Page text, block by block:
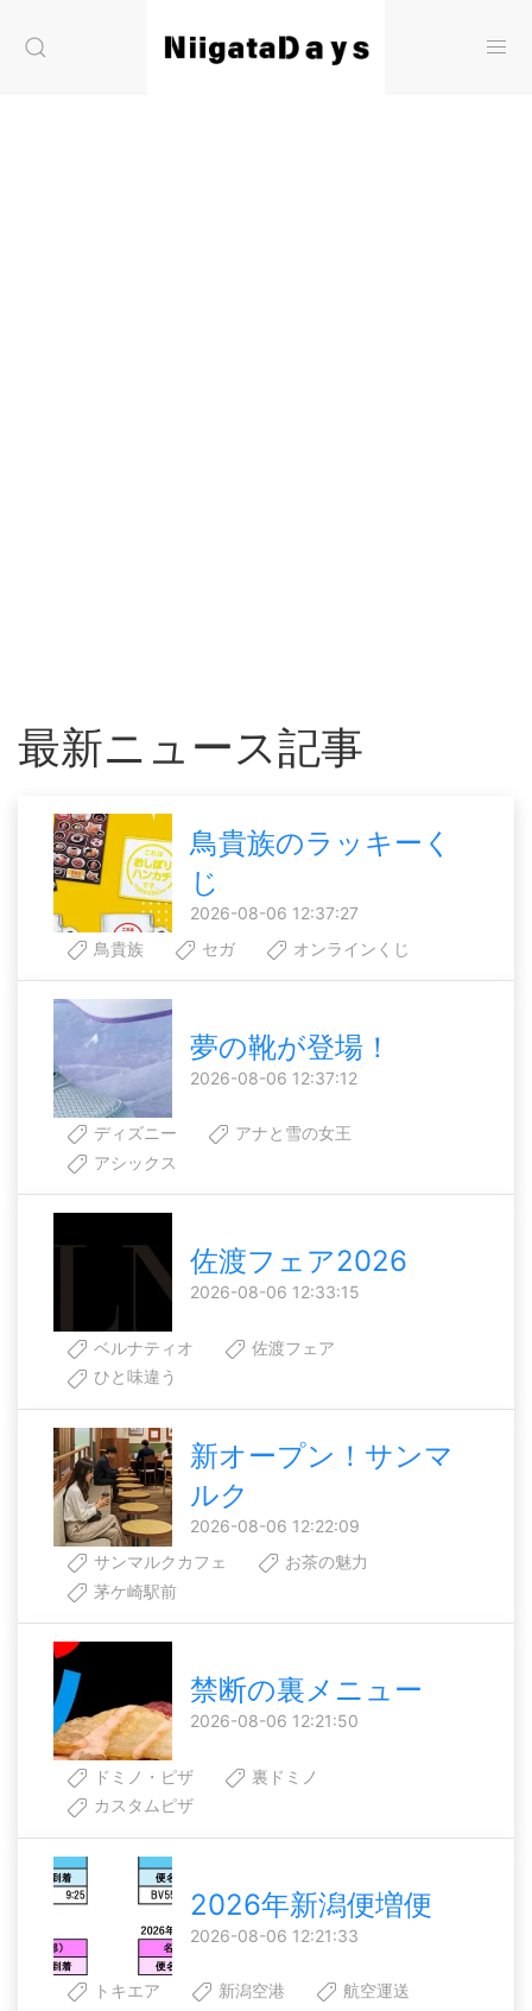
最新ニュース記事
鳥貴族のラッキーく
じ
2026-08-06 12:37:27
鳥貴族
セガ オンラインくじ
夢の靴が登場！
2026-08-06 12:37:12
ディズニー
アナと雪の女王
アシックス
佐渡フェア2026
2026-08-06 12:33:15
ベルナティオ
佐渡フェア
ひと味違う
新オープン！サンマ
ルク
2026-08-06 12:22:09
サンマルクカフェ
お茶の魅力
茅ケ崎駅前
禁断の裏メニュー
2026-08-06 12:21:50
ドミノ・ピザ
裏ドミノ
カスタムピザ
2026年新潟便増便
2026-08-06 12:21:33
トキエア 新潟空港 航空運送